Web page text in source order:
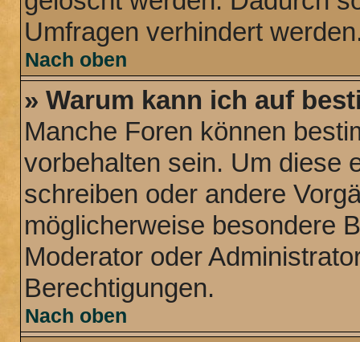
Umfragen verhindert
Nach oben
» Warum kann ich auf
Manche Foren können
vorbehalten sein. Um diese
schreiben oder andere
möglicherweise besondere
Moderator oder
Berechtigungen.
Nach oben